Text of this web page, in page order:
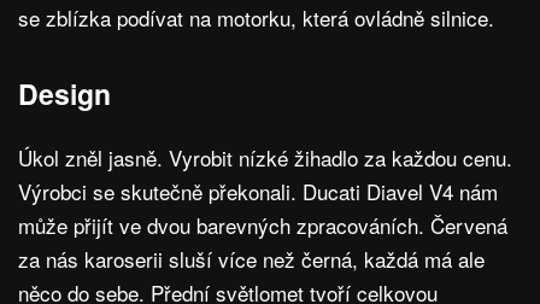
se zblízka podívat na motorku, která ovládně silnice.
Design
Úkol zněl jasně. Vyrobit nízké žihadlo za každou cenu.
Výrobci se skutečně překonali. Ducati Diavel V4 nám
může přijít ve dvou barevných zpracováních. Červená
za nás karoserii sluší více než černá, každá má ale
něco do sebe. Přední světlomet tvoří celkovou